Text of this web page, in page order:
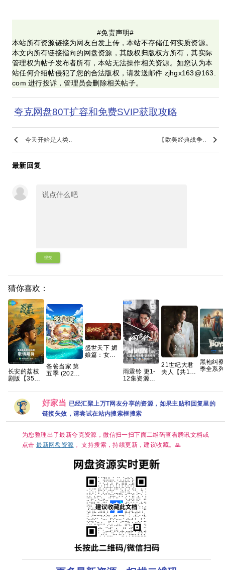
#免责声明#
本站所有资源链接为网友自发上传，本站不存储任何实质资源。
本文内所有链接指向的网盘资源，其版权归版权方所有，其实际
管理权为帖子发布者所有，本站无法操作相关资源。如您认为本
站任何介绍帖侵犯了您的合法版权，请发送邮件 zjhgx163@163.
com 进行投诉，管理员会删除相关帖子。
夸克网盘80T扩容和免费SVIP获取攻略
keyboard_arrow_left 今天开始是人类.. 【欧美经典战争.. keyboard_arrow_right
最新回复
提交
猜你喜欢：
长安的荔枝
剧版【35集
HDR】 【雷
佳音、岳云
鹏｜悬疑/传
奇】夸克
爸爸当家 第
五季 (2026)
艺】夸克网
盘
盛世天下 媚
娘篇：女王
雨霖铃 更1-
12集资源
21世纪大君
夫人【共12
【李知恩、
边佑锡｜喜
剧/爱情】夸
黑袍纠
季全系列
罪】夸克
好家当 已经汇聚上万T网友分享的资源，如果主贴和回复里的
链接失效，请尝试在站内搜索框搜索
为您整理出了最新夸克资源，微信扫一扫下面二维码查看腾讯文档或
点击最新网盘资源 。支持搜索，持续更新，建议收藏。🙏